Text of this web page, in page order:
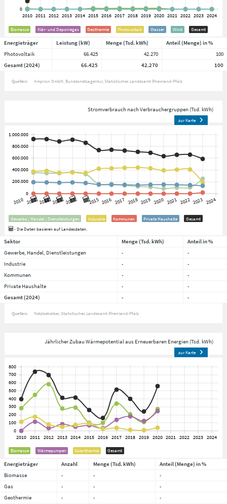
Biomasse Klär- und Deponiegas Geothermie Photovoltaik Wasser Wind Gesamt
Energieträger Leistung (kW) Menge (Tsd. kWh)
Anteil (Menge) in %
Photovoltaik
66.425 42.270
100
Gesamt (2024)
66.425 42.270 100
Quellen: Amprion GmbH Bundesnetzagentur Statistisches Landesamt Rheinland-Pfalz
Stromverbrauch nach Verbrauchergruppen (Tsd. kWh)
zur Karte
Gewerbe / Handel / Dienstleistungen Industrie Kommunen Private Haushalte
Gesamt
- Die Daten basieren auf Landesdaten.
Sektor Menge (Tsd. kWh)
Anteil in %
Gewerbe, Handel, Dienstleistungen
-
-
Industrie
-
-
Kommunen
-
-
Private Haushalte
-
-
Gesamt (2024)
- -
Quellen: Netzbetreiber Statistisches Landesamt Rheinland-Pfalz
Jährlicher Zubau Wärmepotential aus Erneuerbaren Energien (Tsd. kWh)
zur Karte
Biomasse Wärmepumpen Solarthermie Gesamt
Energieträger Anzahl Menge (Tsd. kWh)
Anteil (Menge) in %
Biomasse
- -
-
Gas
- -
-
Geothermie
- -
-